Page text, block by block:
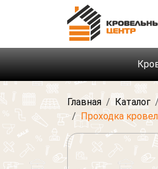
Главная Каталог
Проходка